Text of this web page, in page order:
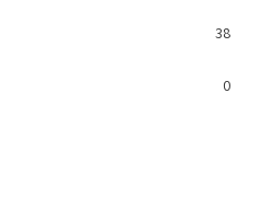
38
0